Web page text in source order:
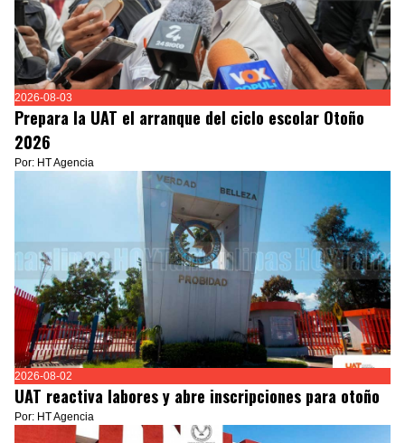
2026-08-03
Prepara la UAT el arranque del ciclo escolar Otoño
2026
Por: HT Agencia
2026-08-02
UAT reactiva labores y abre inscripciones para otoño
Por: HT Agencia